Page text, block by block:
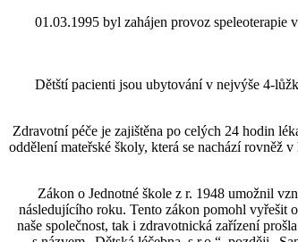
01.03.1995 byl zahájen provoz speleoterapie
Dětští pacienti jsou ubytování v nejvýše 4-
Zdravotní péče je zajištěna po celých 24 hodin
oddělení mateřské školy, která se nachází rovněž
Zákon o Jednotné škole z r. 1948 umožnil
následujícího roku. Tento zákon pomohl vyřešit
naše společnost, tak i zdravotnická zařízení